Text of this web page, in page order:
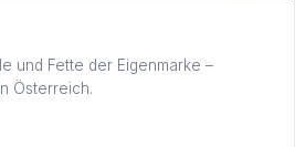
und Fette der Eigenmarke –
Österreich.